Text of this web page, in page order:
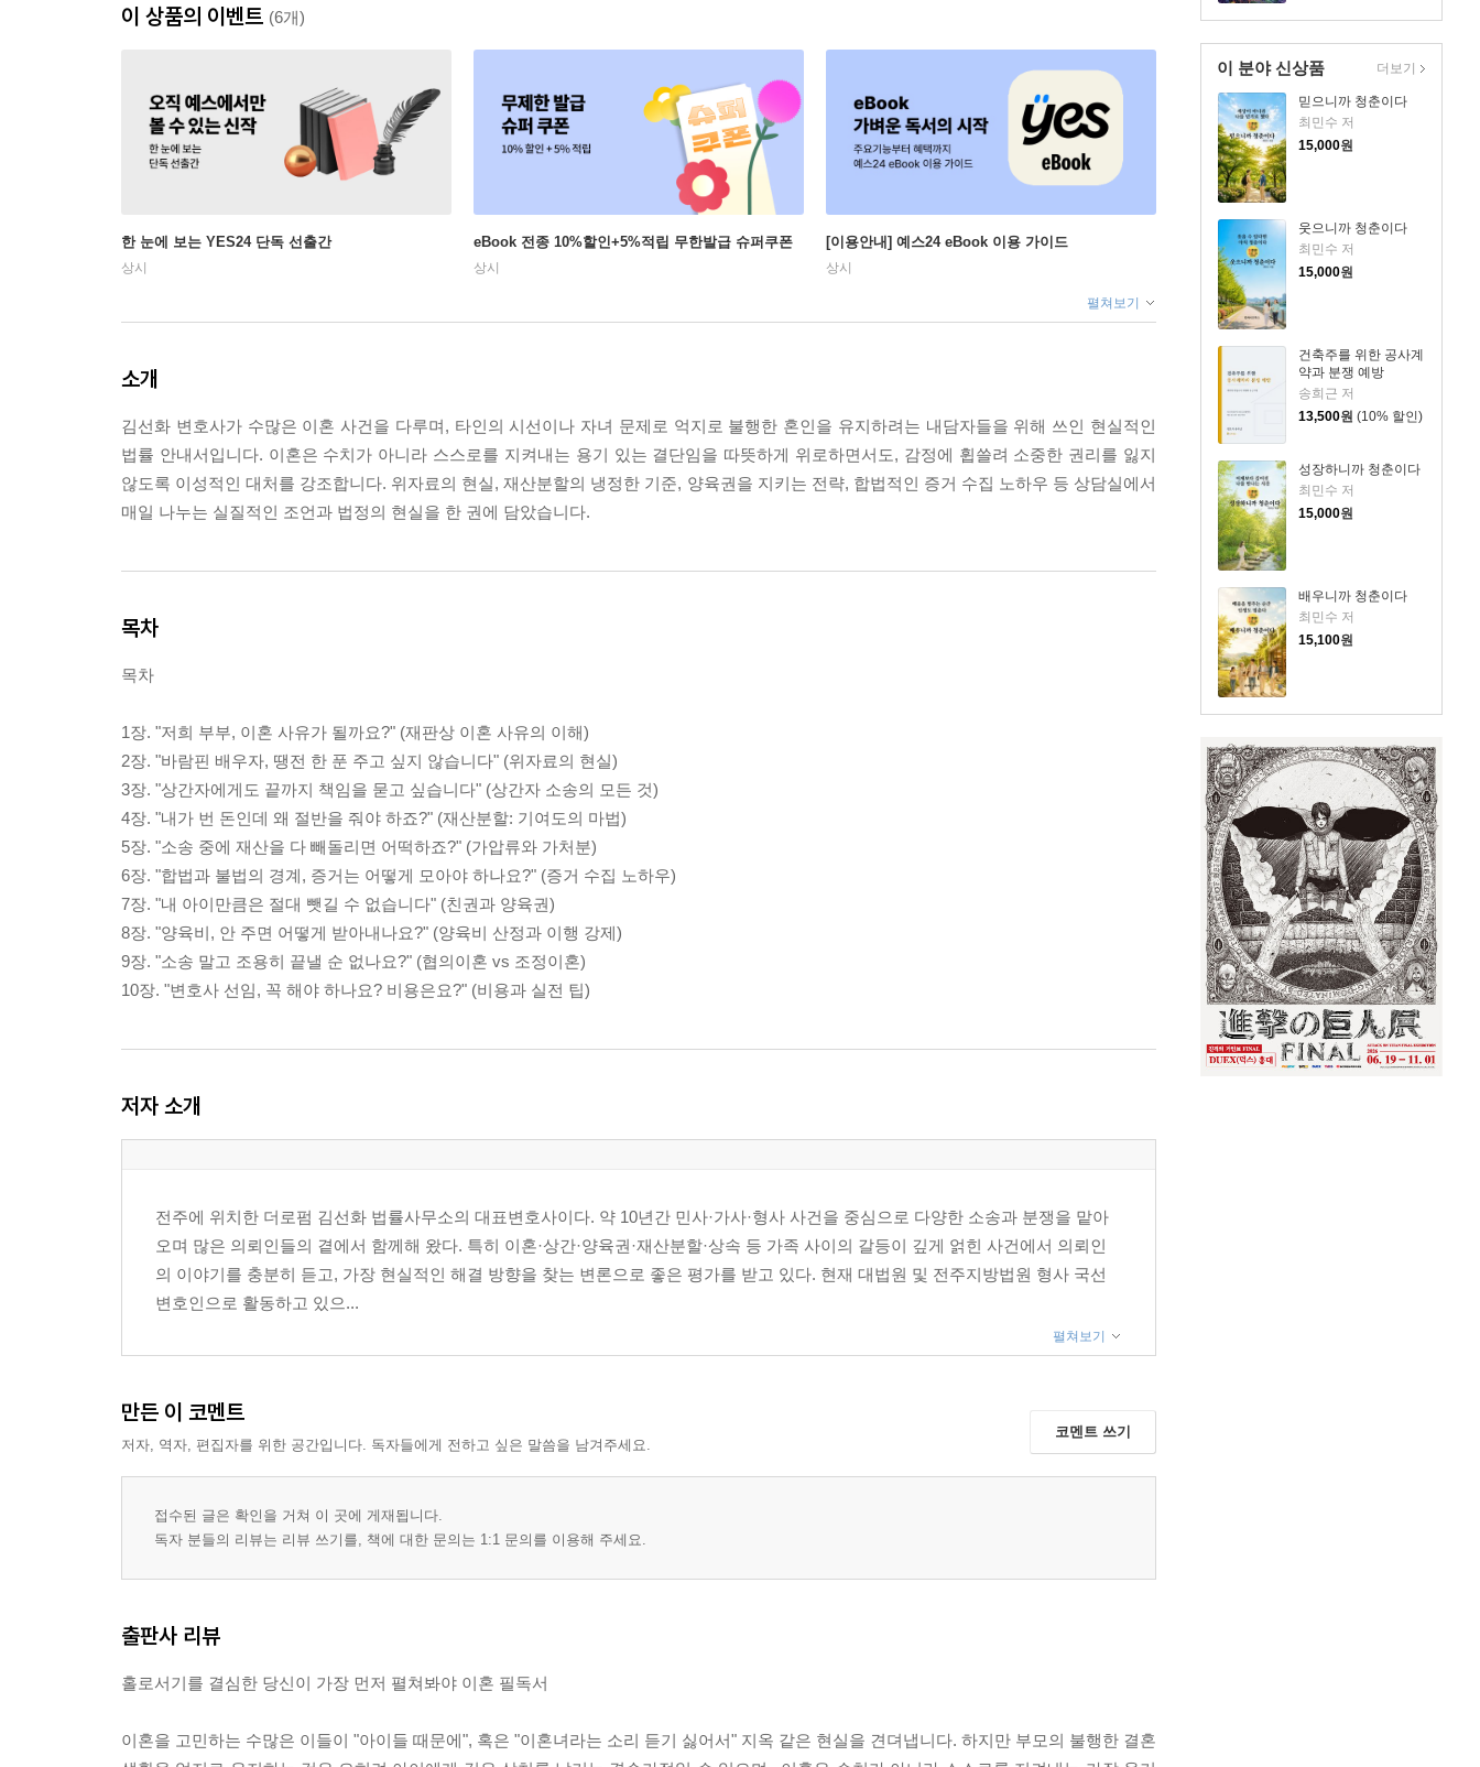
이 분야 신상품
믿으니까 청춘이다
최민수 저
15,000원
웃으니까 청춘이다
최민수 저
15,000원
건축주를 위한 공사계
약과 분쟁 예방
송희근 저
13,500원 (10% 할인)
성장하니까 청춘이다
최민수 저
15,000원
배우니까 청춘이다
최민수 저
15,100원
더보기
이 상품의 이벤트 (6개)
한 눈에 보는 YES24 단독 선출간
상시
eBook 전종 10%할인+5%적립 무한발급 슈퍼쿠폰
상시
[이용안내] 예스24 eBook 이용 가이드
상시
펼쳐보기
소개
김선화 변호사가 수많은 이혼 사건을 다루며, 타인의 시선이나 자녀 문제로 억지로 불행한 혼인을 유지하려는 내담자들을 위해 쓰인 현실적인
법률 안내서입니다. 이혼은 수치가 아니라 스스로를 지켜내는 용기 있는 결단임을 따뜻하게 위로하면서도, 감정에 휩쓸려 소중한 권리를 잃지
않도록 이성적인 대처를 강조합니다. 위자료의 현실, 재산분할의 냉정한 기준, 양육권을 지키는 전략, 합법적인 증거 수집 노하우 등 상담실에서
매일 나누는 실질적인 조언과 법정의 현실을 한 권에 담았습니다.
목차
목차
1장. "저희 부부, 이혼 사유가 될까요?" (재판상 이혼 사유의 이해)
2장. "바람핀 배우자, 땡전 한 푼 주고 싶지 않습니다" (위자료의 현실)
3장. "상간자에게도 끝까지 책임을 묻고 싶습니다" (상간자 소송의 모든 것)
4장. "내가 번 돈인데 왜 절반을 줘야 하죠?" (재산분할: 기여도의 마법)
5장. "소송 중에 재산을 다 빼돌리면 어떡하죠?" (가압류와 가처분)
6장. "합법과 불법의 경계, 증거는 어떻게 모아야 하나요?" (증거 수집 노하우)
7장. "내 아이만큼은 절대 뺏길 수 없습니다" (친권과 양육권)
8장. "양육비, 안 주면 어떻게 받아내나요?" (양육비 산정과 이행 강제)
9장. "소송 말고 조용히 끝낼 순 없나요?" (협의이혼 vs 조정이혼)
10장. "변호사 선임, 꼭 해야 하나요? 비용은요?" (비용과 실전 팁)
저자 소개
전주에 위치한 더로펌 김선화 법률사무소의 대표변호사이다. 약 10년간 민사·가사·형사 사건을 중심으로 다양한 소송과 분쟁을 맡아
오며 많은 의뢰인들의 곁에서 함께해 왔다. 특히 이혼·상간·양육권·재산분할·상속 등 가족 사이의 갈등이 깊게 얽힌 사건에서 의뢰인
의 이야기를 충분히 듣고, 가장 현실적인 해결 방향을 찾는 변론으로 좋은 평가를 받고 있다. 현재 대법원 및 전주지방법원 형사 국선
변호인으로 활동하고 있으...
펼쳐보기
만든 이 코멘트
저자, 역자, 편집자를 위한 공간입니다. 독자들에게 전하고 싶은 말씀을 남겨주세요.
코멘트 쓰기
접수된 글은 확인을 거쳐 이 곳에 게재됩니다.
독자 분들의 리뷰는 리뷰 쓰기를, 책에 대한 문의는 1:1 문의를 이용해 주세요.
출판사 리뷰
홀로서기를 결심한 당신이 가장 먼저 펼쳐봐야 이혼 필독서
이혼을 고민하는 수많은 이들이 "아이들 때문에", 혹은 "이혼녀라는 소리 듣기 싫어서" 지옥 같은 현실을 견뎌냅니다. 하지만 부모의 불행한 결혼